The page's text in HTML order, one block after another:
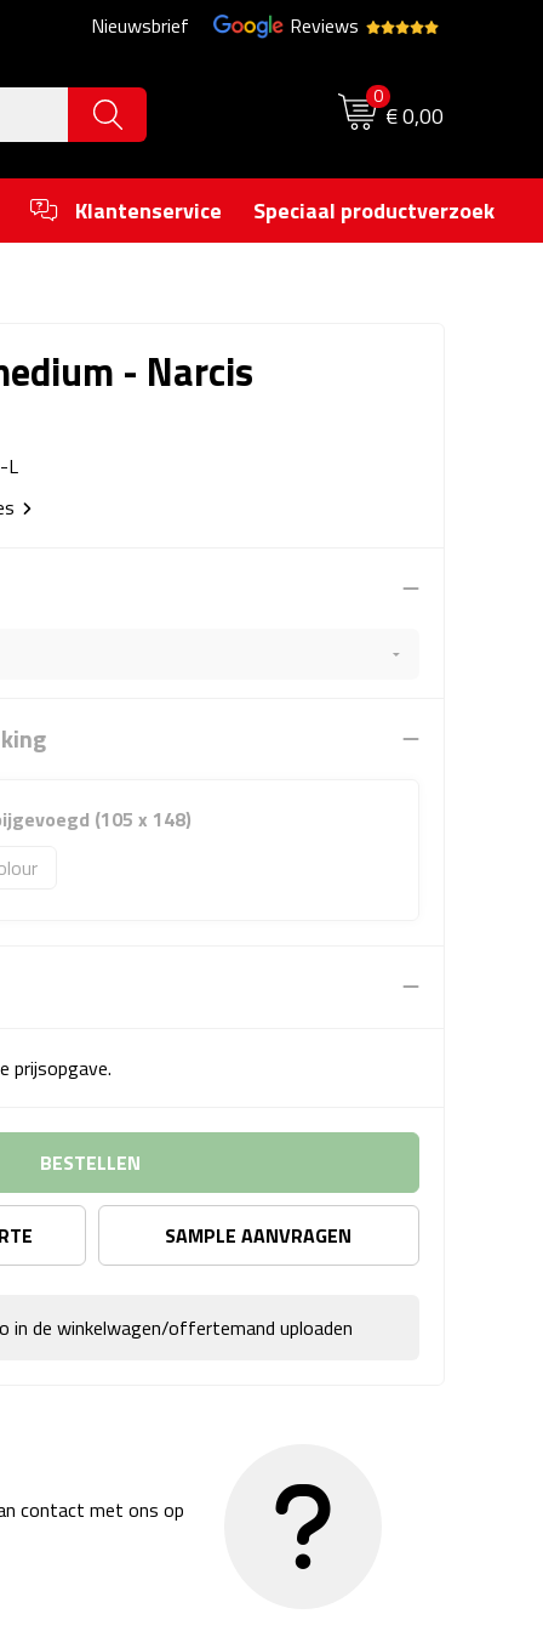
Nieuwsbrief Reviews
0
€ 0,00
Klantenservice Speciaal productverzoek
- Narcis
L
(105 x 148)
prijsopgave.
BESTELLEN
SAMPLE AANVRAGEN
in de winkelwagen/offertemand uploaden
contact met ons op